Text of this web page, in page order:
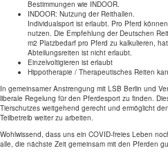
Bestimmungen wie INDOOR.
INDOOR: Nutzung der Reithallen.
Individualsport ist erlaubt. Pro Pferd
nutzen. Die Empfehlung der Deutschen
m2 Platzbedarf pro Pferd zu kalkulieren,
Abteilungsreiten ist nicht erlaubt.
Einzelvoltigieren ist erlaubt
Hippotherapie / Therapeutisches Reiten
In gemeinsamer Anstrengung mit LSB Berlin und
liberale Regelung für den Pferdesport zu finden.
Tierschutzes weitgehend gerecht und ermöglicht
Teilbetreib weiter zu arbeiten.
Wohlwissend, dass uns ein COVID-freies Leben
alle, die nächste Zeit gemeinsam mit den Pferden